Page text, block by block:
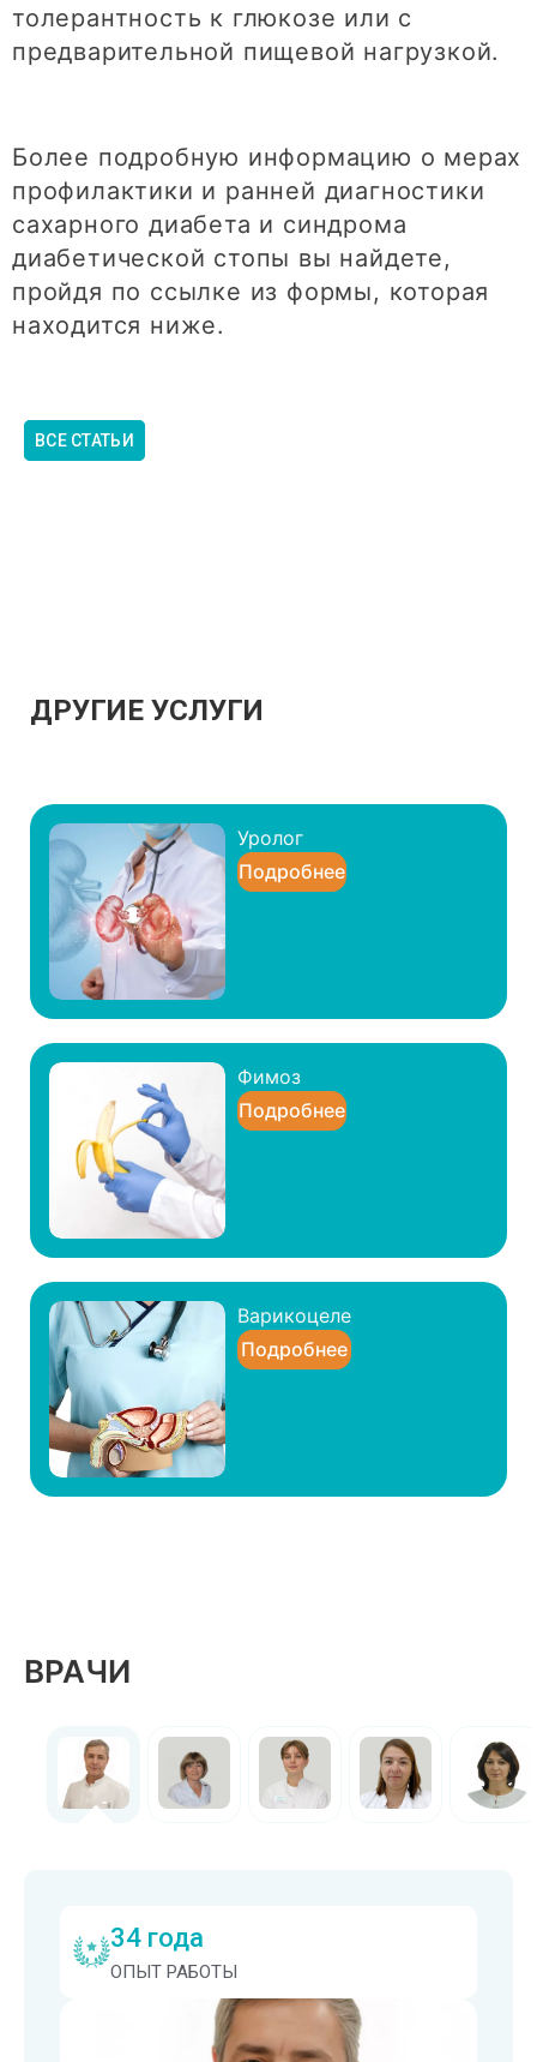
толерантность к глюкозе или с
предварительной пищевой нагрузкой.
Более подробную информацию о мерах
профилактики и ранней диагностики
сахарного диабета и синдрома
диабетической стопы вы найдете,
пройдя по ссылке из формы, которая
находится ниже.
ВСЕ СТАТЬИ
ДРУГИЕ УСЛУГИ
Уролог
Подробнее
Фимоз
Подробнее
Варикоцеле
Подробнее
ВРАЧИ
34 года
ОПЫТ РАБОТЫ